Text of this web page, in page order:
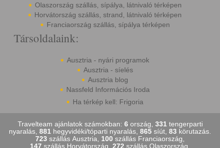
Olaszország szállás, sípálya, látnivaló térképen
Horvátország szállás, strand, látnivaló térképen
Franciaország szállás, sípálya térképen
Társoldalaink:
Ausztria - nyári programok
Ausztria - síelés
Ausztria blog
Nassfeld Információs Iroda
Ha térkép kell: Frigoria
Travelteam ajánlatok számokban: 6ország, 331tengerparti
nyaralás, 881 hegyvidéki/tóparti nyaralás, 865 síút, 83 körutazás.
723 szállás Ausztria, 100 szállás Franciaország,
147 szállás Horvátország, 272 szállás Olaszország,